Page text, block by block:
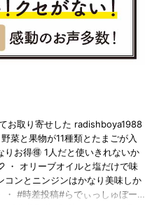
お取り寄せした radishboya1988
菜と果物が11種類とたまごが入
りお得🉐 1人だと使いきれないか
・ オリーブオイルと塩だけで味
コンとニンジンはかなり美味しか
・ #時差投稿#らでぃっしゅぼー